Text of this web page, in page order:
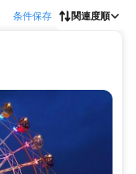
条件保存 関連度順